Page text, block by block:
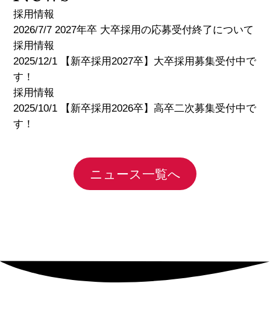
採用情報
2026/7/7 2027年卒 大卒採用の応募受付終了について
採用情報
2025/12/1 【新卒採用2027卒】大卒採用募集受付中で
す！
採用情報
2025/10/1 【新卒採用2026卒】高卒二次募集受付中で
す！
ニュース一覧へ